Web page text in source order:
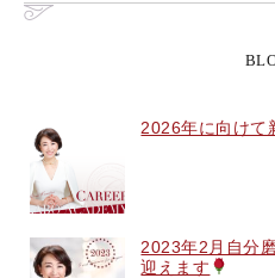
2026年に向けて
2023年2月自分
迎えます